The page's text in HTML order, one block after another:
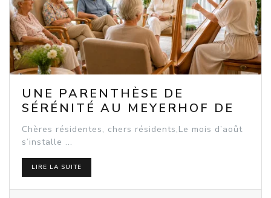
UNE PARENTHÈSE DE
SÉRÉNITÉ AU MEYERHOF DE
ROSHEIM
Chères résidentes, chers résidents,Le mois d’août
s’installe ...
LIRE LA SUITE